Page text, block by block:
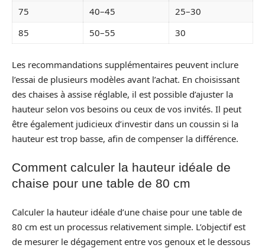
75
40–45
25–30
85
50–55 30
Les recommandations supplémentaires peuvent inclure
l’essai de plusieurs modèles avant l’achat. En choisissant
des chaises à assise réglable, il est possible d’ajuster la
hauteur selon vos besoins ou ceux de vos invités. Il peut
être également judicieux d’investir dans un coussin si la
hauteur est trop basse, afin de compenser la différence.
Comment calculer la hauteur idéale de
chaise pour une table de 80 cm
Calculer la hauteur idéale d’une chaise pour une table de
80 cm est un processus relativement simple. L’objectif est
de mesurer le dégagement entre vos genoux et le dessous